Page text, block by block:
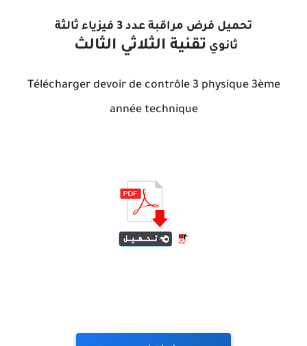
تحميل فرض مراقبة عدد 3 فيزياء ثالثة
ثانوي تقنية الثلاثي الثالث
Télécharger devoir de contrôle 3 physique 3ème
année technique